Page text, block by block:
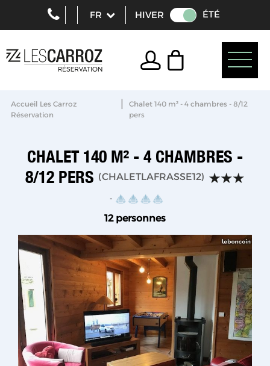
HIVER ÉTÉ
Accueil Les Carroz
Réservation
|
Chalet 140 m² - 4 chambres - 8/12
pers
CHALET 140 M² - 4 CHAMBRES -
8/12 PERS (CHALETLAFRASSE12)
12 personnes